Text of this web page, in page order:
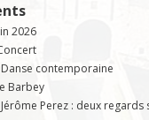
2026
contemporaine
Barbey
Perez : deux